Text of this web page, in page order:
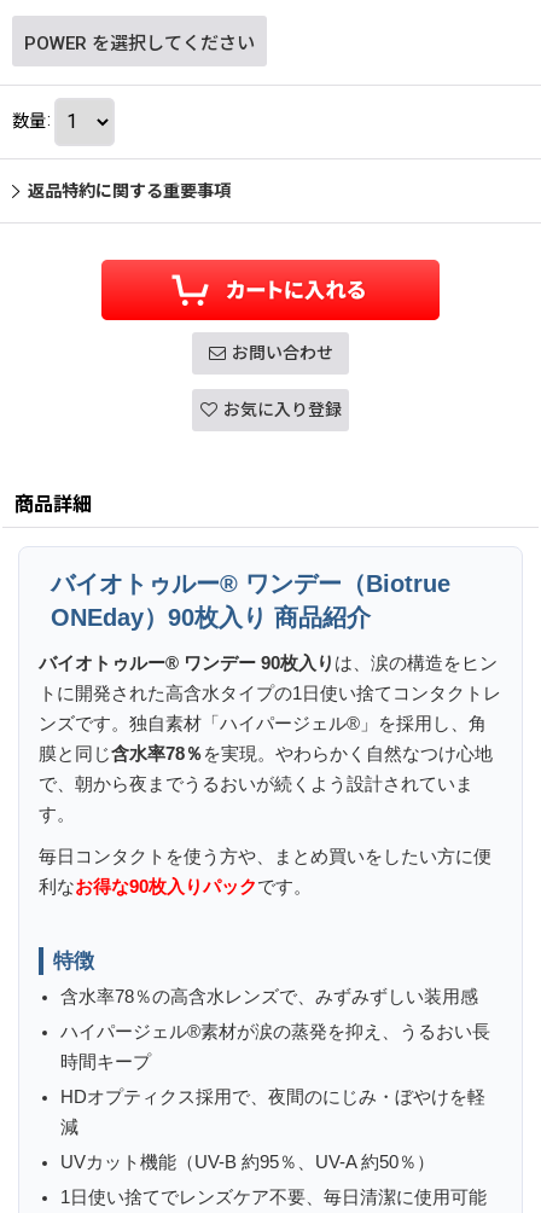
POWER を選択してください
数量:
返品特約に関する重要事項
お問い合わせ
お気に入り登録
商品詳細
バイオトゥルー® ワンデー（Biotrue
ONEday）90枚入り 商品紹介
バイオトゥルー® ワンデー 90枚入り は、涙の構造をヒン
トに開発された高含水タイプの1日使い捨てコンタクトレ
ンズです。独自素材「ハイパージェル®」を採用し、角
膜と同じ含水率78％を実現。やわらかく自然なつけ心地
で、朝から夜までうるおいが続くよう設計されていま
す。
毎日コンタクトを使う方や、まとめ買いをしたい方に便
利なお得な90枚入りパックです。
特徴
含水率78％の高含水レンズで、みずみずしい装用感
ハイパージェル®素材が涙の蒸発を抑え、うるおい長
時間キープ
HDオプティクス採用で、夜間のにじみ・ぼやけを軽
減
UVカット機能（UV-B 約95％、UV-A 約50％）
1日使い捨てでレンズケア不要、毎日清潔に使用可能